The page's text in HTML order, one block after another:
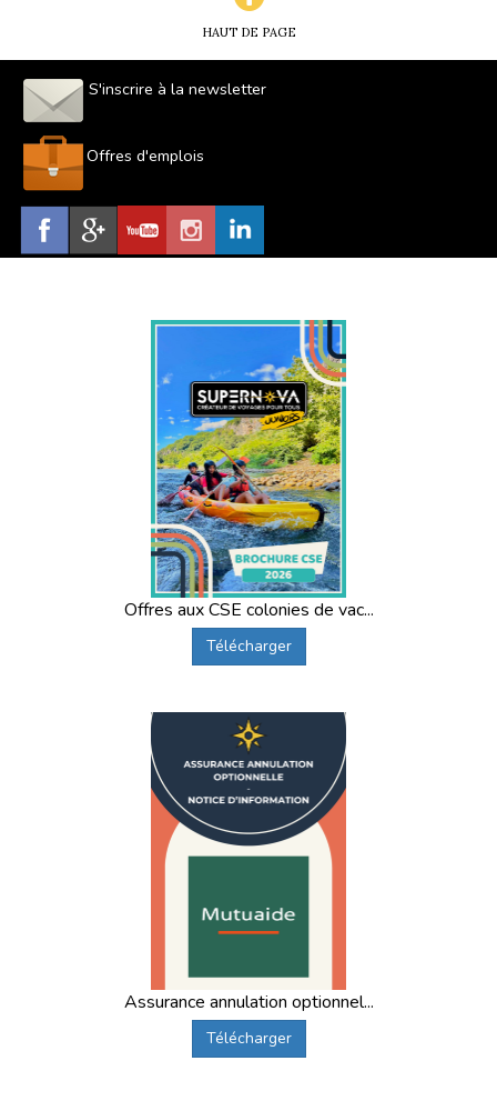
HAUT DE PAGE
S'inscrire à la newsletter
Offres d'emplois
Offres aux CSE colonies de vac...
Télécharger
Assurance annulation optionnel...
Télécharger